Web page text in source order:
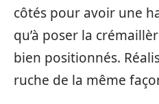
côtés pour avoir une
qu’à poser la
bien positionnés.
ruche de la même